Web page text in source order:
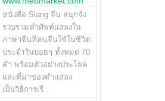
หนังสือ Slang จีน สนุกจัง
รวบรวมคำศัพท์แสลงใน
ภาษาจีนที่คนจีนใช้ในชีวิต
ประจำวันบ่อยๆ ทั้งหมด 70
คำ พร้อมตัวอย่างประโยค
และที่มาของคำแสลง
เป็นวิธีการเรี…